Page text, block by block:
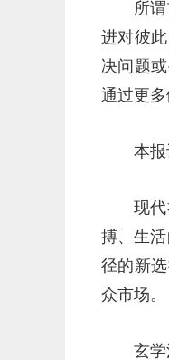
所
进对彼
决问题
通过更多
本
现
搏、生
径的新
众市场。
玄